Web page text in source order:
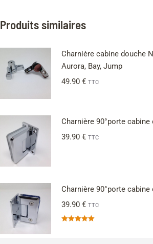
Produits similaires
Charnière cabine douche
Aurora, Bay, Jump
49.90 € TTC
Charnière 90°porte
39.90 € TTC
Charnière 90°porte
39.90 € TTC